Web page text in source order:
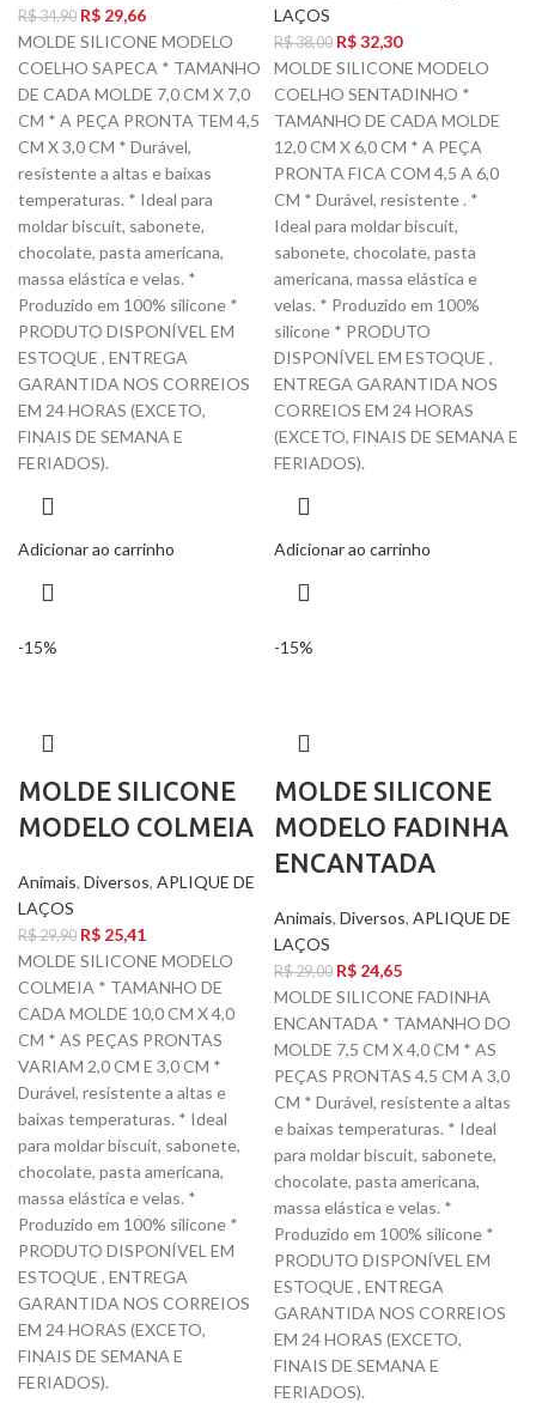
R$34,90 R$ 29,66
MOLDE SILICONE MODELO
COELHO SAPECA * TAMANHO
DE CADA MOLDE 7,0 CM X 7,0
CM * A PEÇA PRONTA TEM 4,5
CM X 3,0 CM * Durável,
resistente a altas e baixas
temperaturas. * Ideal para
moldar biscuit, sabonete,
chocolate, pasta americana,
massa elástica e velas. *
Produzido em 100% silicone *
PRODUTO DISPONÍVEL EM
ESTOQUE , ENTREGA
GARANTIDA NOS CORREIOS
EM 24 HORAS (EXCETO,
FINAIS DE SEMANA E
FERIADOS).
Adicionar ao carrinho
LAÇOS
R$38,00 R$32,30
MOLDE SILICONE MODELO
COELHO SENTADINHO *
TAMANHO DE CADA MOLDE
12,0 CM X 6,0 CM * A PEÇA
PRONTA FICA COM 4,5 A 6,0
CM * Durável, resistente . *
Ideal para moldar biscuit,
sabonete, chocolate, pasta
americana, massa elástica e
velas. * Produzido em 100%
silicone * PRODUTO
DISPONÍVEL EM ESTOQUE ,
ENTREGA GARANTIDA NOS
CORREIOS EM 24 HORAS
(EXCETO, FINAIS DE SEMANA E
FERIADOS).
Adicionar ao carrinho
-15%
MOLDE SILICONE
MODELO COLMEIA
Animais, Diversos, APLIQUE DE
LAÇOS
R$29,90 R$ 25,41
MOLDE SILICONE MODELO
COLMEIA * TAMANHO DE
CADA MOLDE 10,0 CM X 4,0
CM * AS PEÇAS PRONTAS
VARIAM 2,0 CM E 3,0 CM *
Durável, resistente a altas e
baixas temperaturas. * Ideal
para moldar biscuit, sabonete,
chocolate, pasta americana,
massa elástica e velas. *
Produzido em 100% silicone *
PRODUTO DISPONÍVEL EM
ESTOQUE , ENTREGA
GARANTIDA NOS CORREIOS
EM 24 HORAS (EXCETO,
FINAIS DE SEMANA E
FERIADOS).
-15%
MOLDE SILICONE
MODELO FADINHA
ENCANTADA
Animais, Diversos, APLIQUE DE
LAÇOS
R$29,00 R$ 24,65
MOLDE SILICONE FADINHA
ENCANTADA * TAMANHO DO
MOLDE 7,5 CM X 4,0 CM * AS
PEÇAS PRONTAS 4,5 CM A 3,0
CM * Durável, resistente a altas
e baixas temperaturas. * Ideal
para moldar biscuit, sabonete,
chocolate, pasta americana,
massa elástica e velas. *
Produzido em 100% silicone *
PRODUTO DISPONÍVEL EM
ESTOQUE , ENTREGA
GARANTIDA NOS CORREIOS
EM 24 HORAS (EXCETO,
FINAIS DE SEMANA E
FERIADOS).